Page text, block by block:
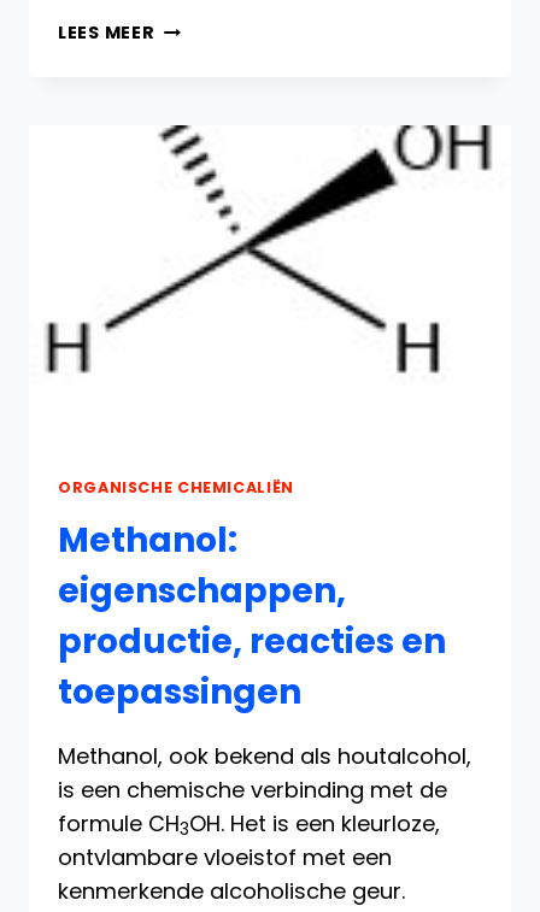
LEES MEER TOEPASSINGEN
ORGANISCHE CHEMICALIËN
Methanol:
eigenschappen,
productie, reacties en
toepassingen
Methanol, ook bekend als houtalcohol,
is een chemische verbinding met de
formule CH3OH. Het is een kleurloze,
ontvlambare vloeistof met een
kenmerkende alcoholische geur.